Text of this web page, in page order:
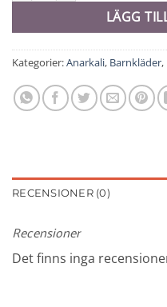
LÄGG
Kategorier:Anarkali, Barnkläder,
RECENSIONER (0)
Recensioner
Det finns inga